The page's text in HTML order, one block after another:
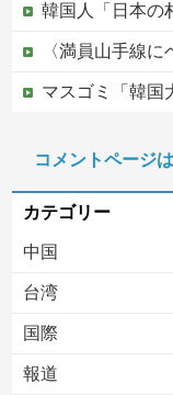
韓国人「日本の村上宗隆、100マイルのシンカー
〈満員山手線にベビーカーで
マスゴミ「韓国大統領の公用
被災者で湧き水
コメントページ
カテゴリー
中国
台湾
国際
報道